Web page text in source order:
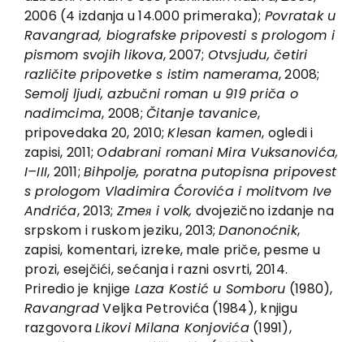
2006 (4 izdanja u 14.000 primeraka); Povratak u
Ravangrad, biografske pripovesti s prologom i
pismom svojih likova, 2007; Otvsjudu, četiri
različite pripovetke s istim namerama, 2008;
Semolj ljudi, azbučni roman u 919 priča o
nadimcima, 2008;Čitanje tavanice,
pripovedaka 20, 2010;Klesan kamen, ogledi i
zapisi, 2011;Odabrani romani Mira Vuksanovića,
I–III, 2011;Bihpolje, poratna putopisna pripovest
s prologom Vladimira Ćorovića i molitvom Ive
Andrića, 2013; Zmeя i volk, dvojezično izdanje na
srpskom i ruskom jeziku, 2013;Danonoćnik,
zapisi, komentari, izreke, male priče, pesme u
prozi, esejčići, sećanja i razni osvrti, 2014.
Priredio je knjige Laza Kostić u Somboru (1980),
RavangradVeljka Petrovića (1984), knjigu
razgovoraLikovi Milana Konjovića(1991),